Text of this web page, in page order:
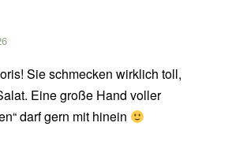
Sie schmecken wirklich toll,
Eine große Hand voller
darf gern mit hinein